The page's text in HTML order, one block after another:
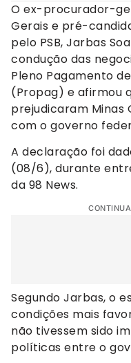
O ex-procurador-
Gerais e pré-
pelo PSB, Jarbas
condução das
Pleno Pagamento
(Propag) e afirmou
prejudicaram Minas
com o governo
A declaração foi
(08/6), durante
da 98 News.
Segundo Jarbas, o
condições mais
não tivessem sido
políticas entre o